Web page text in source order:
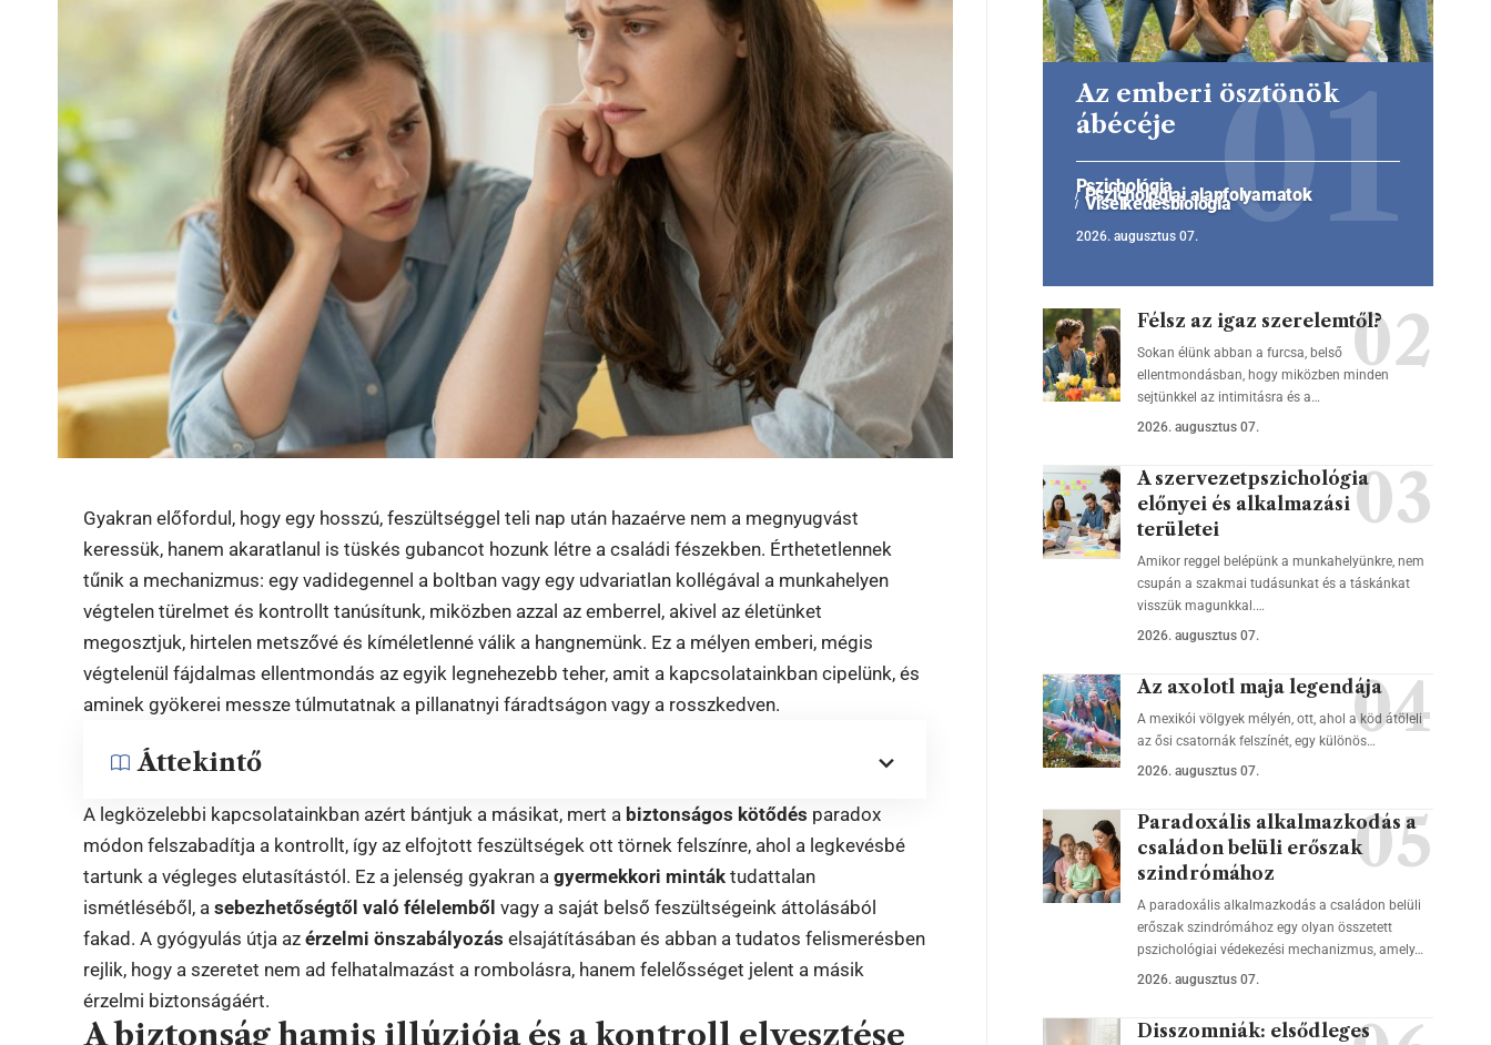
Gyakran előfordul, hogy egy hosszú, feszültséggel teli nap után hazaérve nem a megnyugvást
keressük, hanem akaratlanul is tüskés gubancot hozunk létre a családi fészekben. Érthetetlennek
tűnik a mechanizmus: egy vadidegennel a boltban vagy egy udvariatlan kollégával a munkahelyen
végtelen türelmet és kontrollt tanúsítunk, miközben azzal az emberrel, akivel az életünket
megosztjuk, hirtelen metszővé és kíméletlenné válik a hangnemünk. Ez a mélyen emberi, mégis
végtelenül fájdalmas ellentmondás az egyik legnehezebb teher, amit a kapcsolatainkban cipelünk, és
aminek gyökerei messze túlmutatnak a pillanatnyi fáradtságon vagy a rosszkedven.
Áttekintő
A legközelebbi kapcsolatainkban azért bántjuk a másikat, mert a biztonságos kötődés paradox
módon felszabadítja a kontrollt, így az elfojtott feszültségek ott törnek felszínre, ahol a legkevésbé
tartunk a végleges elutasítástól. Ez a jelenség gyakran agyermekkori minták tudattalan
ismétléséből, asebezhetőségtől való félelemből vagy a saját belső feszültségeink áttolásából
fakad. A gyógyulás útja azérzelmi önszabályozás elsajátításában és abban a tudatos felismerésben
rejlik, hogy a szeretet nem ad felhatalmazást a rombolásra, hanem felelősséget jelent a másik
érzelmi biztonságáért.
A biztonság hamis illúziója és a kontroll elvesztése
Az emberi ösztönök
ábécéje
Pszichológia
Pszichológiai alapfolyamatok
Viselkedésbiológia
2026. augusztus 07.
Félsz az igaz szerelemtől?
Sokan élünk abban a furcsa, belső
ellentmondásban, hogy miközben minden
sejtünkkel az intimitásra és a…
2026. augusztus 07.
A szervezetpszichológia
előnyei és alkalmazási
területei
Amikor reggel belépünk a munkahelyünkre, nem
csupán a szakmai tudásunkat és a táskánkat
visszük magunkkal.…
2026. augusztus 07.
Az axolotl maja legendája
A mexikói völgyek mélyén, ott, ahol a köd átöleli
az ősi csatornák felszínét, egy különös…
2026. augusztus 07.
Paradoxális alkalmazkodás a
családon belüli erőszak
szindrómához
A paradoxális alkalmazkodás a családon belüli
erőszak szindrómához egy olyan összetett
pszichológiai védekezési mechanizmus, amely…
2026. augusztus 07.
Disszomniák: elsődleges